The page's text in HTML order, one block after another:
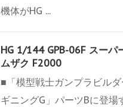
機体がHG ...
HG 1/144 GPB-06F スーパ
ムザク F2000
■「模型戦士ガンプラビル
ギニングG」パーツBに登場